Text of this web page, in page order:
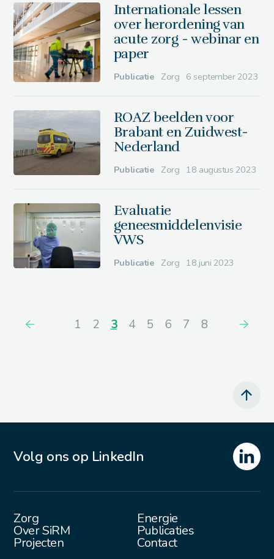
Internationale lessen
over herordening van
acute zorg - webinar en
paper
Publicatie Zorg 6 september 2023
ROAZ beelden voor
Brabant en Zuidwest-
Nederland
Publicatie Zorg 18 augustus 2023
Evaluatie
geneesmiddelenvisie
VWS
Publicatie Zorg 18 juni 2023
1 2 3 4 5 6 7 8
Zorg Energie
Over SiRM Publicaties
Projecten Contact
Volg ons op LinkedIn